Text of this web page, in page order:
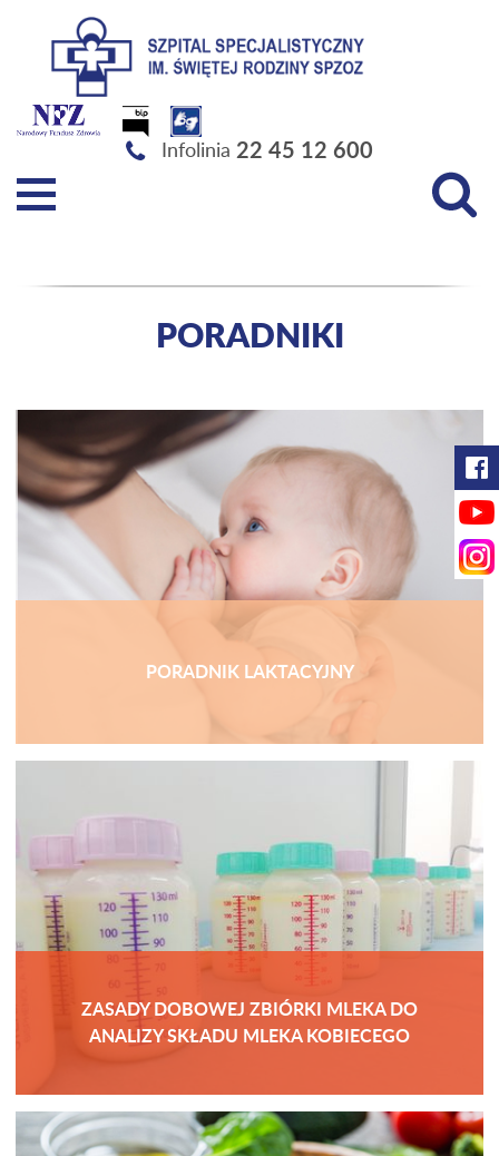
Szpital Specjalistyczny im. Świętej Rodziny SPZOZ
Infolinia 22 45 12 600
PORADNIKI
PORADNIK LAKTACYJNY
ZASADY DOBOWEJ ZBIÓRKI MLEKA DO
ANALIZY SKŁADU MLEKA KOBIECEGO